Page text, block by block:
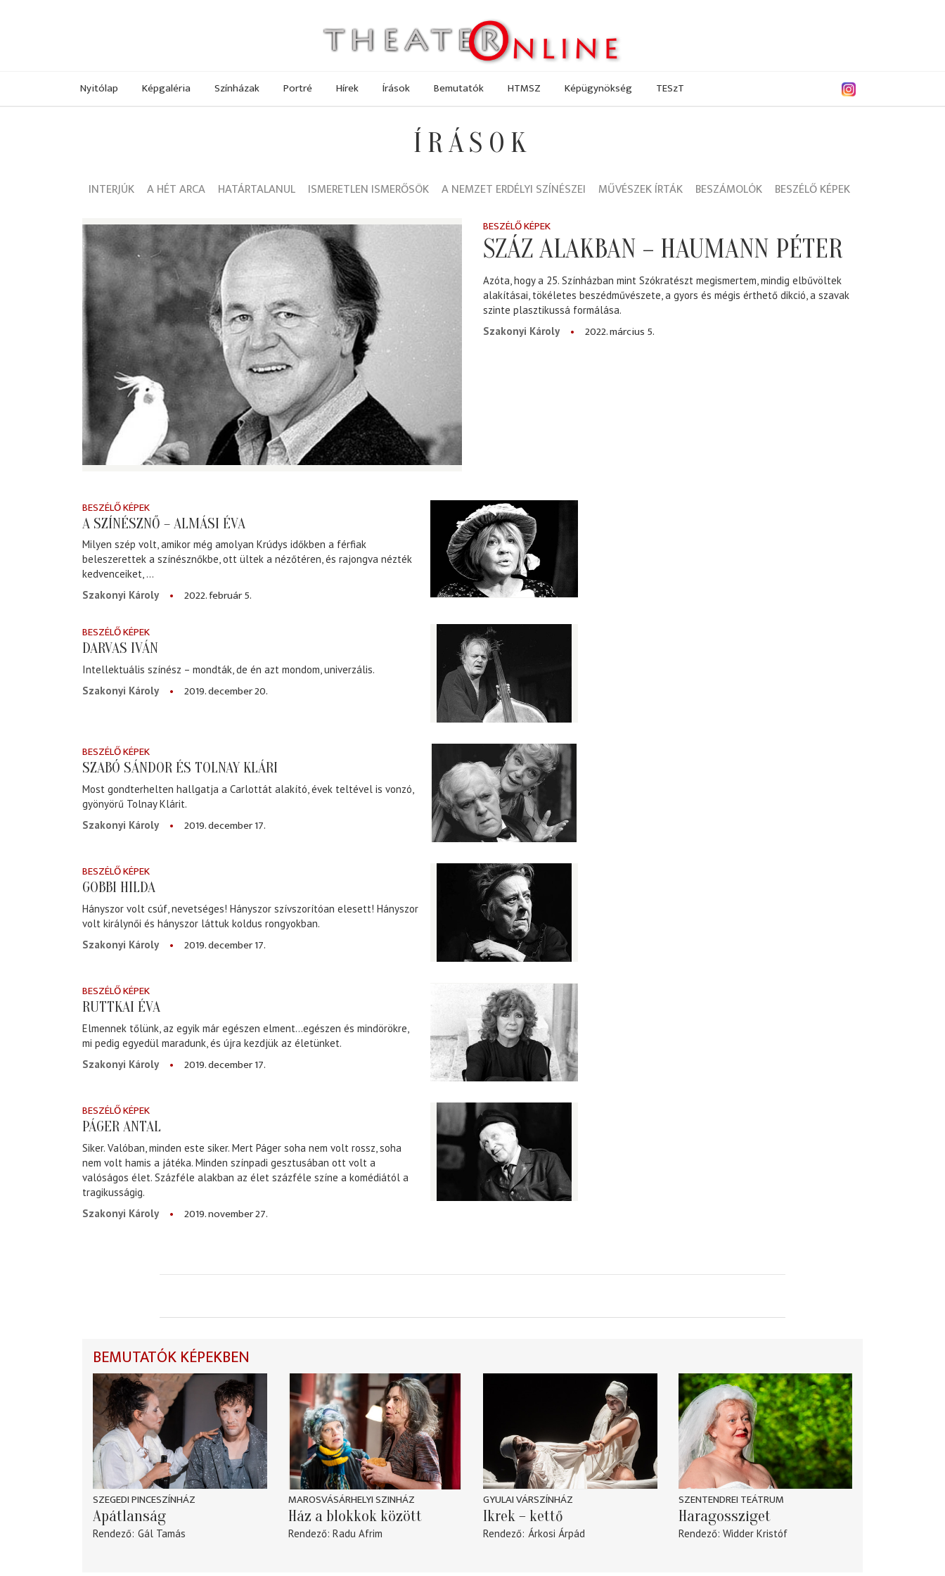
Nyitólap Képgaléria Színházak Portré Hírek Írások Bemutatók HTMSZ Képügynökség TESzT
ÍRÁSOK
INTERJÚK A HÉT ARCA HATÁRTALANUL ISMERETLEN ISMERŐSÖK A NEMZET ERDÉLYI SZÍNÉSZEI MŰVÉSZEK ÍRTÁK BESZÁMOLÓK BESZÉLŐ KÉPEK
BESZÉLŐ KÉPEK
SZÁZ ALAKBAN – HAUMANN PÉTER
Azóta, hogy a 25. Színházban mint Szókratészt megismertem, mindig elbűvöltek
alakításai, tökéletes beszédművészete, a gyors és mégis érthető dikció, a szavak
szinte plasztikussá formálása.
Szakonyi Károly
2022. március 5.
BESZÉLŐ KÉPEK
A SZÍNÉSZNŐ – ALMÁSI ÉVA
Milyen szép volt, amikor még amolyan Krúdys időkben a férfiak
beleszerettek a színésznőkbe, ott ültek a nézőtéren, és rajongva nézték
kedvenceiket, ...
Szakonyi Károly
2022. február 5.
BESZÉLŐ KÉPEK
DARVAS IVÁN
Intellektuális színész – mondták, de én azt mondom, univerzális.
Szakonyi Károly
2019. december 20.
BESZÉLŐ KÉPEK
SZABÓ SÁNDOR ÉS TOLNAY KLÁRI
Most gondterhelten hallgatja a Carlottát alakító, évek teltével is vonzó,
gyönyörű Tolnay Klárit.
Szakonyi Károly
2019. december 17.
BESZÉLŐ KÉPEK
GOBBI HILDA
Hányszor volt csúf, nevetséges! Hányszor szívszorítóan elesett! Hányszor
volt királynői és hányszor láttuk koldus rongyokban.
Szakonyi Károly
2019. december 17.
BESZÉLŐ KÉPEK
RUTTKAI ÉVA
Elmennek tőlünk, az egyik már egészen elment…egészen és mindörökre,
mi pedig egyedül maradunk, és újra kezdjük az életünket.
Szakonyi Károly
2019. december 17.
BESZÉLŐ KÉPEK
PÁGER ANTAL
Siker. Valóban, minden este siker. Mert Páger soha nem volt rossz, soha
nem volt hamis a játéka. Minden színpadi gesztusában ott volt a
valóságos élet. Százféle alakban az élet százféle színe a komédiától a
tragikusságig.
Szakonyi Károly
2019. november 27.
BEMUTATÓK KÉPEKBEN
SZEGEDI PINCESZÍNHÁZ
Apátlanság
Rendező Gál Tamás
MAROSVÁSÁRHELYI SZINHÁZ
Ház a blokkok között
Rendező Radu Afrim
GYULAI VÁRSZÍNHÁZ
Ikrek – kettő
Rendező Árkosi Árpád
SZENTENDREI TEÁTRUM
Haragossziget
Rendező Widder Kristóf